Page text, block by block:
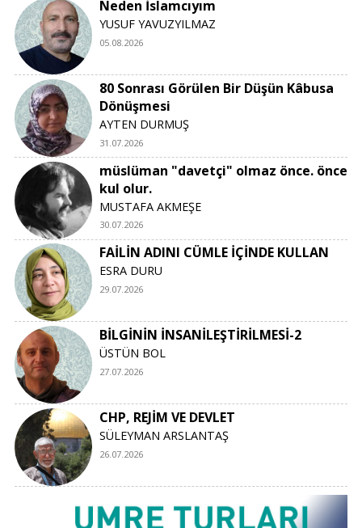
Neden İslamcıyım
YUSUF YAVUZYILMAZ
05.08.2026
80 Sonrası Görülen Bir Düşün Kâbusa
Dönüşmesi
AYTEN DURMUŞ
31.07.2026
müslüman "davetçi" olmaz önce. önce
kul olur.
MUSTAFA AKMEŞE
30.07.2026
FAİLİN ADINI CÜMLE İÇİNDE KULLAN
ESRA DURU
29.07.2026
BİLGİNİN İNSANİLEŞTİRİLMESİ-2
ÜSTÜN BOL
27.07.2026
CHP, REJİM VE DEVLET
SÜLEYMAN ARSLANTAŞ
26.07.2026